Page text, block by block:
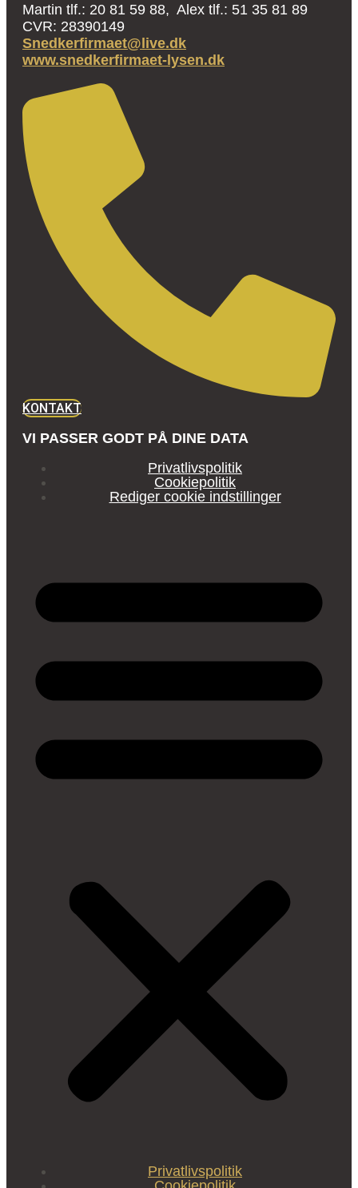
Martin tlf.: 20 81 59 88, Alex tlf.: 51 35 81 89
CVR: 28390149
Snedkerfirmaet@live.dk
www.snedkerfirmaet-lysen.dk
KONTAKT
VI PASSER GODT PÅ DINE DATA
Privatlivspolitik
Cookiepolitik
Rediger cookie indstillinger
Privatlivspolitik